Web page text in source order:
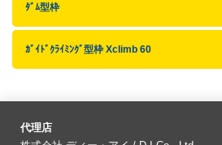
ﾀﾞﾑ型枠
ｶﾞｲﾄﾞｸﾗｲﾐﾝｸﾞ型枠 Xclimb 60
代理店